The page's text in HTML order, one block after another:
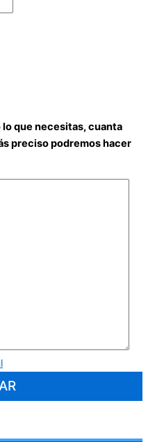
que necesitas, cuanta
preciso podremos hacer